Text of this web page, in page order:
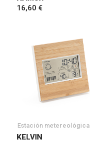
16,60 €
Estación metereológica
KELVIN